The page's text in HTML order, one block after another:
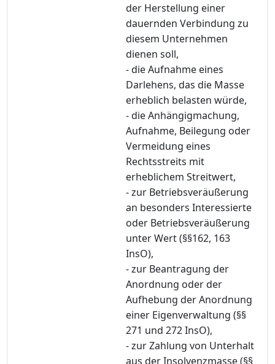
der Herstellung einer
dauernden Verbindung zu
diesem Unternehmen
dienen soll,
- die Aufnahme eines
Darlehens, das die Masse
erheblich belasten würde,
- die Anhängigmachung,
Aufnahme, Beilegung oder
Vermeidung eines
Rechtsstreits mit
erheblichem Streitwert,
- zur Betriebsveräußerung
an besonders Interessierte
oder Betriebsveräußerung
unter Wert (§§162, 163
InsO),
- zur Beantragung der
Anordnung oder der
Aufhebung der Anordnung
einer Eigenverwaltung (§§
271 und 272 InsO),
- zur Zahlung von Unterhalt
aus der Insolvenzmasse (§§